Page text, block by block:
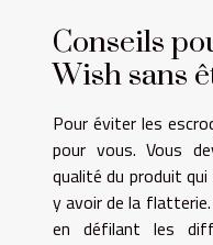
Conseils
Wish sans
Pour éviter les
pour vous. Vous
qualité du produit
y avoir de la
en défilant les